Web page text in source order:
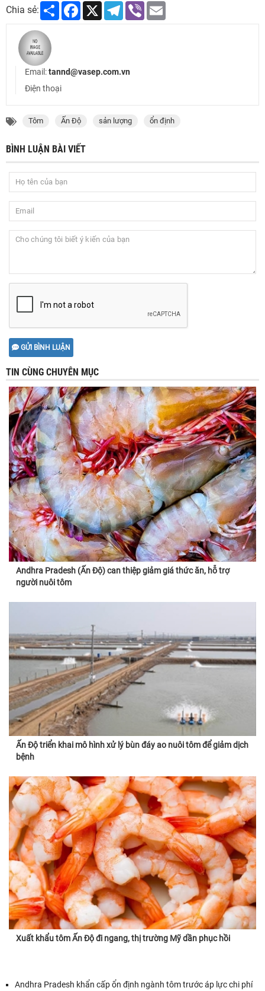
Chia sẻ:
Share Facebook
X Telegram
Viber
Email:tannd@vasep.com.vn
Điện thoại
Tôm Ấn Độ sản lượng ổn định
BÌNH LUẬN BÀI VIẾT
GỬI BÌNH LUẬN
TIN CÙNG CHUYÊN MỤC
Andhra Pradesh (Ấn Độ) can thiệp giảm giá thức ăn, hỗ trợ
người nuôi tôm
Ấn Độ triển khai mô hình xử lý bùn đáy ao nuôi tôm để giảm dịch
bệnh
Xuất khẩu tôm Ấn Độ đi ngang, thị trường Mỹ dần phục hồi
Andhra Pradesh khẩn cấp ổn định ngành tôm trước áp lực chi phí